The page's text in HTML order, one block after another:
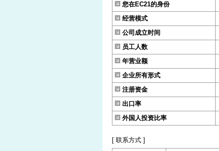
您在EC21的身份
经营模式
公司成立时间
员工人数
年营业额
企业所有形式
注册资金
出口率
外国人投资比率
[ 联系方式 ]